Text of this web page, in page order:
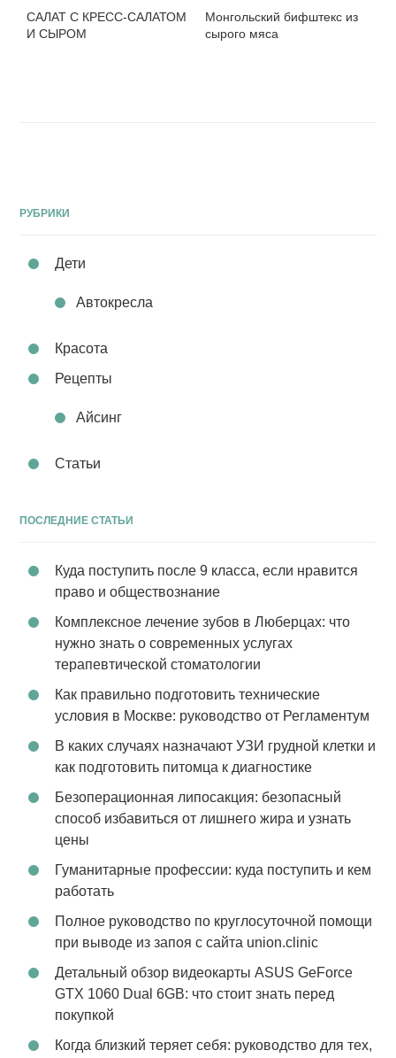
САЛАТ С КРЕСС-САЛАТОМ
И СЫРОМ
Монгольский бифштекс из
сырого мяса
РУБРИКИ
Дети
Автокресла
Красота
Рецепты
Айсинг
Статьи
ПОСЛЕДНИЕ СТАТЬИ
Куда поступить после 9 класса, если нравится
право и обществознание
Комплексное лечение зубов в Люберцах: что
нужно знать о современных услугах
терапевтической стоматологии
Как правильно подготовить технические
условия в Москве: руководство от Регламентум
В каких случаях назначают УЗИ грудной клетки и
как подготовить питомца к диагностике
Безоперационная липосакция: безопасный
способ избавиться от лишнего жира и узнать
цены
Гуманитарные профессии: куда поступить и кем
работать
Полное руководство по круглосуточной помощи
при выводе из запоя с сайта union.clinic
Детальный обзор видеокарты ASUS GeForce
GTX 1060 Dual 6GB: что стоит знать перед
покупкой
Когда близкий теряет себя: руководство для тех,